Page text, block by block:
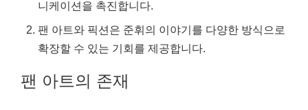
니케이션을 촉진합니다.
팬 아트와 픽션은 준휘의 이야기를 다양한 방식으로
확장할 수 있는 기회를 제공합니다.
팬 아트의 존재